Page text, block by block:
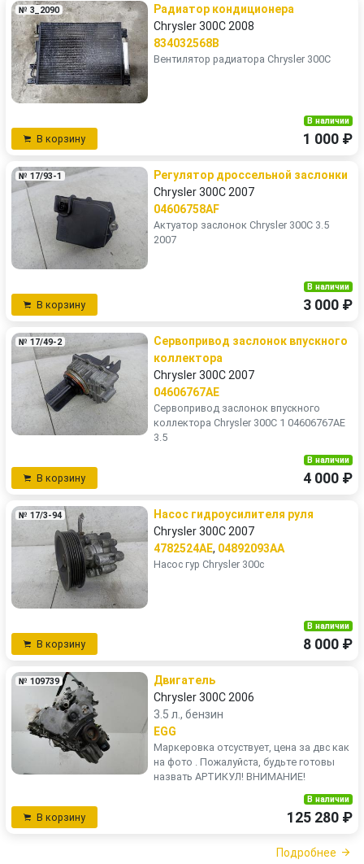
№ 3_2090
Радиатор кондиционера
Chrysler 300C 2008
834032568B
Вентилятор радиатора Chrysler 300C
В корзину
В наличии
1 000 ₽
№ 17/93-1
Регулятор дроссельной заслонки
Chrysler 300C 2007
04606758AF
Актуатор заслонок Chrysler 300C 3.5
2007
В корзину
В наличии
3 000 ₽
№ 17/49-2
Сервопривод заслонок впускного
коллектора
Chrysler 300C 2007
04606767AE
Сервопривод заслонок впускного
коллектора Chrysler 300C 1 04606767AE
3.5
В корзину
В наличии
4 000 ₽
№ 17/3-94
Насос гидроусилителя руля
Chrysler 300C 2007
4782524AE, 04892093AA
Насос гур Chrysler 300c
В корзину
В наличии
8 000 ₽
№ 109739
Двигатель
Chrysler 300C 2006
3.5 л., бензин
EGG
Маркеровка отсуствует, цена за двс как
на фото . Пожалуйста, будьте готовы
назвать АРТИКУЛ! ВНИМАНИЕ!
В корзину
В наличии
125 280 ₽
Подробнее